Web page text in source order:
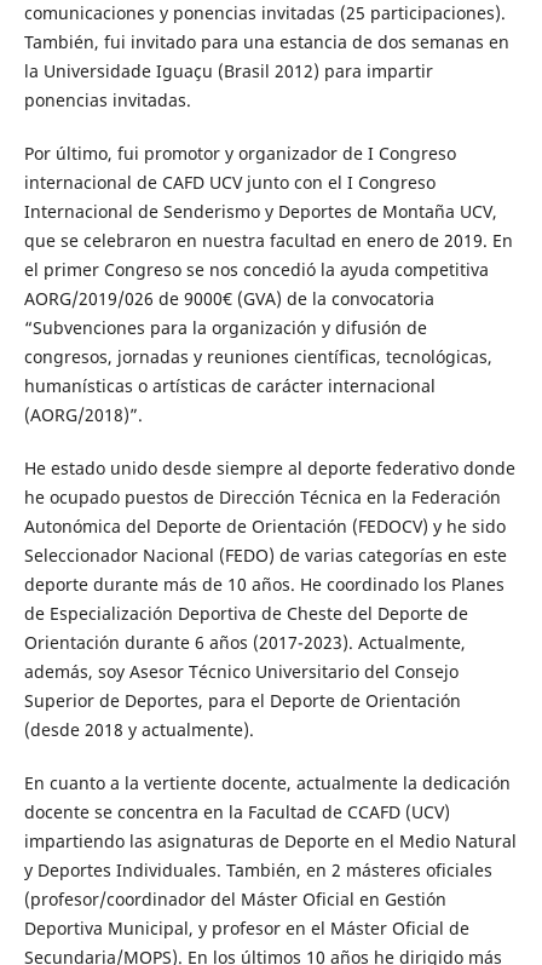
comunicaciones y ponencias invitadas (25 participaciones).
También, fui invitado para una estancia de dos semanas en
la Universidade Iguaçu (Brasil 2012) para impartir
ponencias invitadas.
Por último, fui promotor y organizador de I Congreso
internacional de CAFD UCV junto con el I Congreso
Internacional de Senderismo y Deportes de Montaña UCV,
que se celebraron en nuestra facultad en enero de 2019. En
el primer Congreso se nos concedió la ayuda competitiva
AORG/2019/026 de 9000€ (GVA) de la convocatoria
“Subvenciones para la organización y difusión de
congresos, jornadas y reuniones científicas, tecnológicas,
humanísticas o artísticas de carácter internacional
(AORG/2018)”.
He estado unido desde siempre al deporte federativo donde
he ocupado puestos de Dirección Técnica en la Federación
Autonómica del Deporte de Orientación (FEDOCV) y he sido
Seleccionador Nacional (FEDO) de varias categorías en este
deporte durante más de 10 años. He coordinado los Planes
de Especialización Deportiva de Cheste del Deporte de
Orientación durante 6 años (2017-2023). Actualmente,
además, soy Asesor Técnico Universitario del Consejo
Superior de Deportes, para el Deporte de Orientación
(desde 2018 y actualmente).
En cuanto a la vertiente docente, actualmente la dedicación
docente se concentra en la Facultad de CCAFD (UCV)
impartiendo las asignaturas de Deporte en el Medio Natural
y Deportes Individuales. También, en 2 másteres oficiales
(profesor/coordinador del Máster Oficial en Gestión
Deportiva Municipal, y profesor en el Máster Oficial de
Secundaria/MOPS). En los últimos 10 años he dirigido más